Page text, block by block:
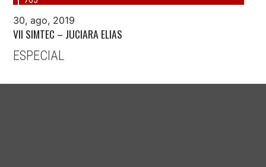
30, ago, 2019
VII SIMTEC – JUCIARA ELIAS
ESPECIAL